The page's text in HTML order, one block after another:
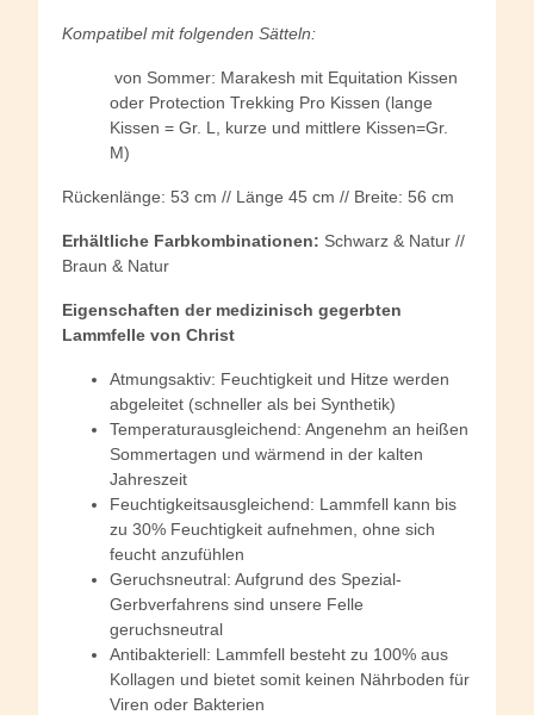
Kompatibel mit folgenden Sätteln:
von Sommer: Marakesh mit Equitation Kissen
oder Protection Trekking Pro Kissen (lange
Kissen = Gr. L, kurze und mittlere Kissen=Gr.
M)
Rückenlänge: 53 cm // Länge 45 cm // Breite: 56 cm
Erhältliche Farbkombinationen: Schwarz & Natur //
Braun & Natur
Eigenschaften der medizinisch gegerbten
Lammfelle von Christ
Atmungsaktiv: Feuchtigkeit und Hitze werden
abgeleitet (schneller als bei Synthetik)
Temperaturausgleichend: Angenehm an heißen
Sommertagen und wärmend in der kalten
Jahreszeit
Feuchtigkeitsausgleichend: Lammfell kann bis
zu 30% Feuchtigkeit aufnehmen, ohne sich
feucht anzufühlen
Geruchsneutral: Aufgrund des Spezial-
Gerbverfahrens sind unsere Felle
geruchsneutral
Antibakteriell: Lammfell besteht zu 100% aus
Kollagen und bietet somit keinen Nährboden für
Viren oder Bakterien